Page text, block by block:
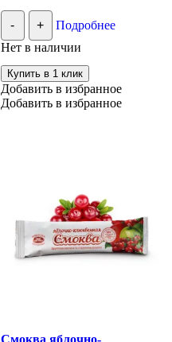
- +
Подробнее
Нет в наличии
Купить в 1 клик
Добавить в избранное
Добавить в избранное